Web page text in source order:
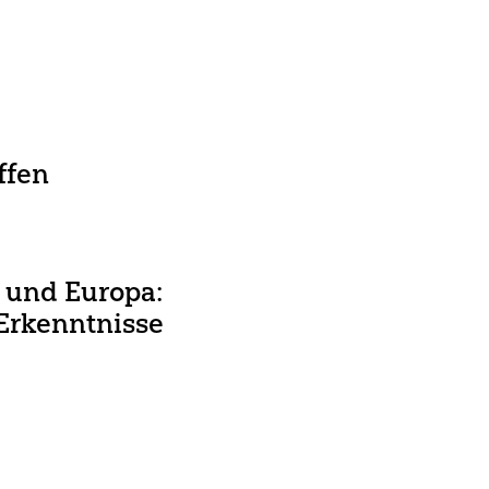
Zusammenarbeit
Zusammenarbeit
Gehrt, Felix
Europa:
moderiert von